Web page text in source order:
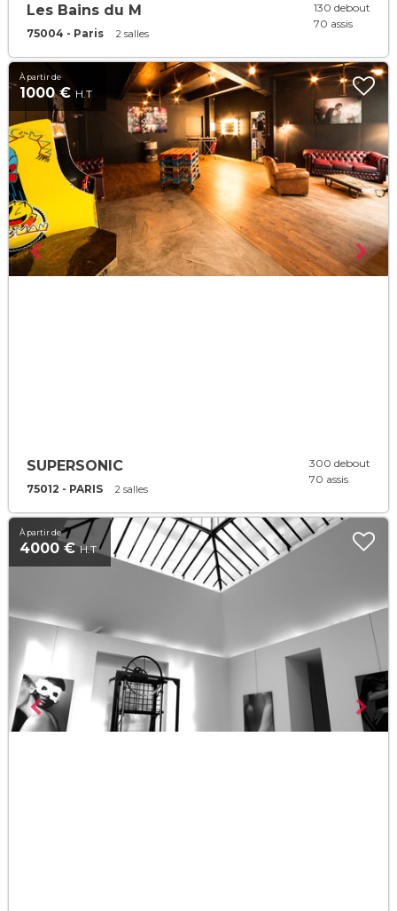
Les Bains du M
75004 - Paris 2 salles
130 debout
70 assis
À partir de
1000 €H.T
SUPERSONIC
75012 - PARIS 2 salles
300 debout
70 assis
À partir de
4000 €H.T